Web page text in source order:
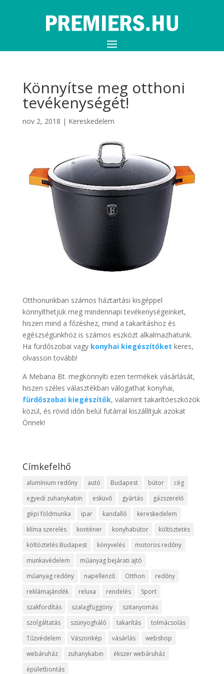
Könnyítse meg otthoni
tevékenységét!
nov 2, 2018 | Kereskedelem
Otthonunkban számos háztartási kisgéppel
könnyíthetjük meg mindennapi tevékenységeinket,
hiszen mind a főzéshez, mind a takarításhoz és
egészségünkhöz is számos eszközt alkalmazhatunk.
Ha fürdőszobai vagy konyhai kiegészítőket keres,
olvasson tovább!
A Mebana Bt. megkönnyíti ezen termékek vásárlását,
hiszen széles választékban válogathat konyhai,
fürdőszobai kiegészítők, valamint takarítóeszközök
közül, és rövid időn belül futárral kiszállítjuk azokat
Önnek!
Címkefelhő
alumínium redőny autó Budapest bútor
cég
egyedi zuhanykabin
esküvő gyártás
gázszerelő
gépi földmunka
ipar kandalló
kereskedelem
klíma szerelés
konténer konyhabútor
költöztetés
költöztetés Budapest
könyvelés
motoros redőny
munkavédelem
műanyag bejárati ajtó
műanyag redőny
napellenző Otthon
redőny
reklámajándék
reluxa rendelés
Sport
szakfordítás
szalagfüggöny
szitanyomás
szolgáltatás
szúnyogháló takarítás
tolmácsolás
Tűzvédelem
Vászonkép vásárlás
webshop
webáruház
zuhanykabin
ékszer webáruház
épületbontás